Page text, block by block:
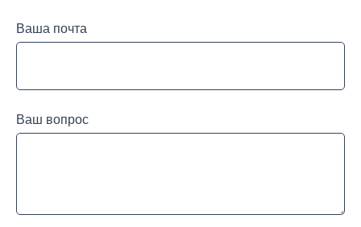
Ваша почта
Ваш вопрос